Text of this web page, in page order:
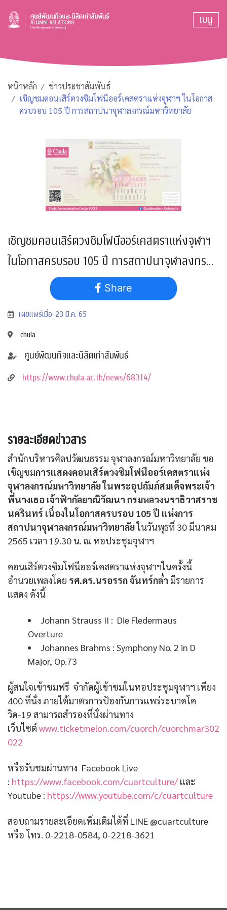
เมนู
หน้าหลัก
ข่าวประชาสัมพันธ์
เชิญชมคอนเสิร์ตวงซิมโฟนีออร์เคสตราแห่งจุฬาฯ ในโอกาส
ครบรอบ 105 ปี การสถาปนาจุฬาลงกรณ์มหาวิทยาลัย
เชิญชมคอนเสิร์ตวงซิมโฟนีออร์เคสตราแห่งจุฬาฯ
ในโอกาสครบรอบ 105 ปี การสถาปนาจุฬาลงกรณ์
มหาวิทยาลัย
Share
เผยแพร่เมื่อ: 23 มี.ค. 65
chula
ศูนย์พัฒนกิจและนิสิตเก่าสัมพันธ์
https://www.chula.ac.th/news/68314/
รายละเอียดข่าวสาร
สำนักบริหารศิลปวัฒนธรรม จุฬาลงกรณ์มหาวิทยาลัย ขอ
เชิญชมการแสดงคอนเสิร์ตวงซิมโฟนีออร์เคสตราแห่ง
จุฬาลงกรณ์มหาวิทยาลัย ในพระอุปถัมภ์สมเด็จพระเจ้า
พี่นางเธอ เจ้าฟ้ากัลยาณิวัฒนา กรมหลวงนราธิวาสราช
นครินทร์ เนื่องในโอกาสครบรอบ 105 ปี แห่งการ
สถาปนาจุฬาลงกรณ์มหาวิทยาลัยในวันพุธที่ 30 มีนาคม
2565 เวลา 19.30 น. ณ หอประชุมจุฬาฯ
คอนเสิร์ตวงซิมโฟนีออร์เคสตราแห่งจุฬาฯในครั้งนี้
อำนวยเพลงโดย รศ.ดร.นรอรรถ จันทร์กล่ำ มีรายการ
แสดง ดังนี้
Johann Strauss II : Die Fledermaus
Overture
Johannes Brahms : Symphony No. 2 in D
Major, Op.73
ผู้สนใจเข้าชมฟรี จำกัดผู้เข้าชมในหอประชุมจุฬาฯ เพียง
400 ที่นั่ง ภายใต้มาตรการป้องกันการแพร่ระบาดโค
วิด-19 สามารถสำรองที่นั่งผ่านทาง
เว็บไซต์ www.ticketmelon.com/cuorch/cuorchmar302
022
หรือรับชมผ่านทาง Facebook Live
: https://www.facebook.com/cuartculture/และ
Youtube : https://www.youtube.com/c/cuartculture
สอบถามรายละเอียดเพิ่มเติมได้ที่ LINE @cuartculture
หรือ โทร. 0-2218-0584, 0-2218-3621